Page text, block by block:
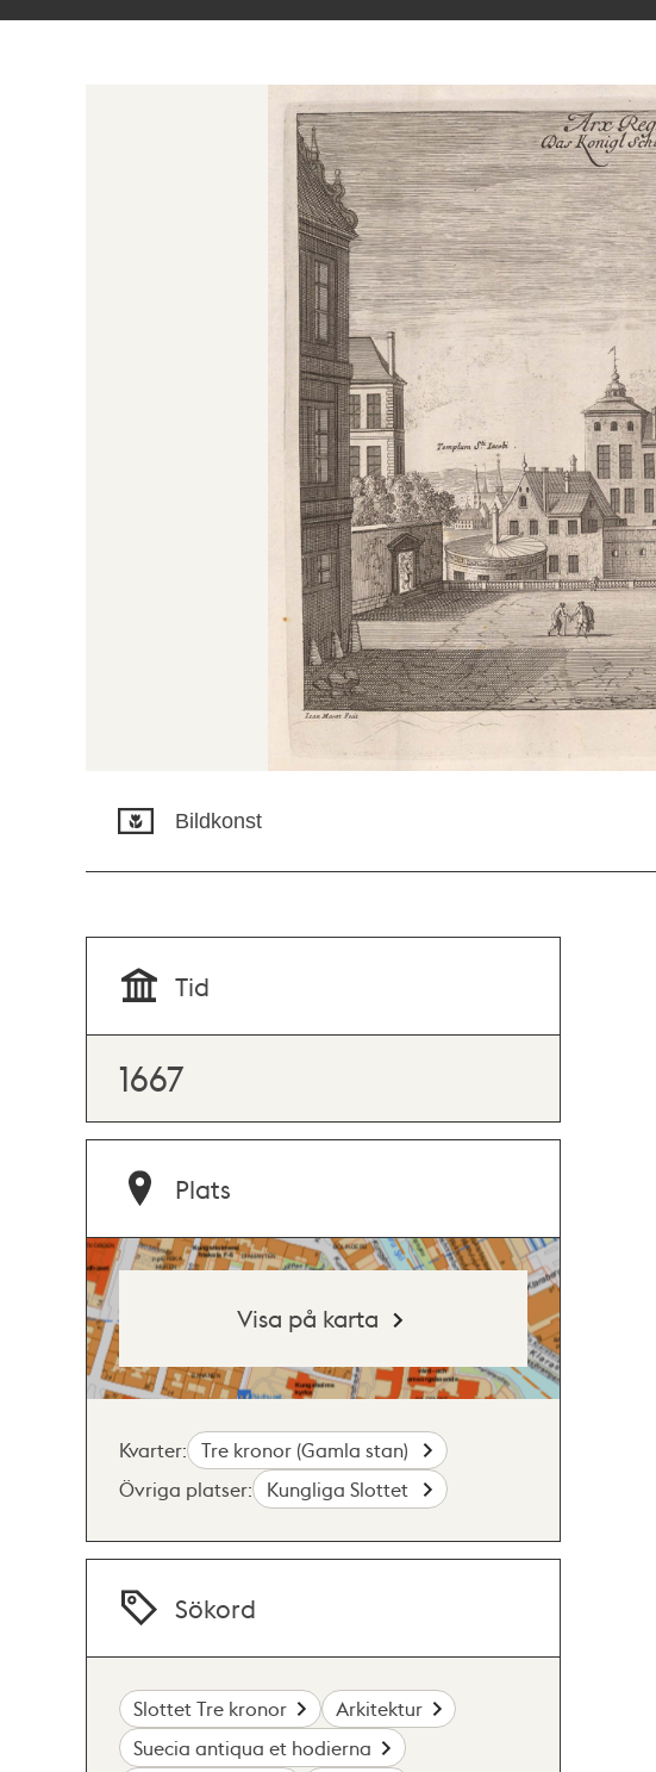
Bildkonst
Tid
1667
Plats
Visa på karta
Kvarter:
Tre kronor (Gamla stan)
Övriga platser:
Kungliga Slottet
Sökord
Slottet Tre kronor
Arkitektur
Suecia antiqua et hodierna